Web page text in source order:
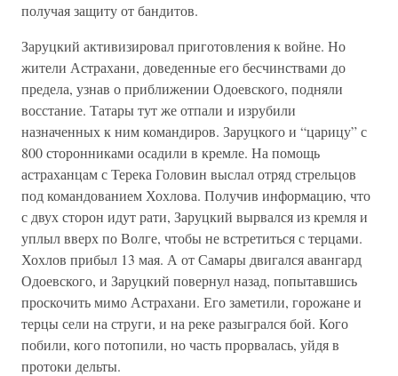
получая защиту от бандитов.
Заруцкий активизировал приготовления к войне. Но
жители Астрахани, доведенные его бесчинствами до
предела, узнав о приближении Одоевского, подняли
восстание. Татары тут же отпали и изрубили
назначенных к ним командиров. Заруцкого и “царицу” с
800 сторонниками осадили в кремле. На помощь
астраханцам с Терека Головин выслал отряд стрельцов
под командованием Хохлова. Получив информацию, что
с двух сторон идут рати, Заруцкий вырвался из кремля и
уплыл вверх по Волге, чтобы не встретиться с терцами.
Хохлов прибыл 13 мая. А от Самары двигался авангард
Одоевского, и Заруцкий повернул назад, попытавшись
проскочить мимо Астрахани. Его заметили, горожане и
терцы сели на струги, и на реке разыгрался бой. Кого
побили, кого потопили, но часть прорвалась, уйдя в
протоки дельты.